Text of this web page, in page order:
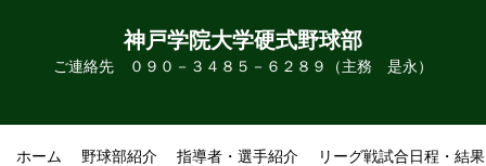
神戸学院大学硬式野球部
ご連絡先 ０９０－３４８５－６２８９（主務 是永）
ホーム 野球部紹介 指導者・選手紹介 リーグ戦試合日程・結果